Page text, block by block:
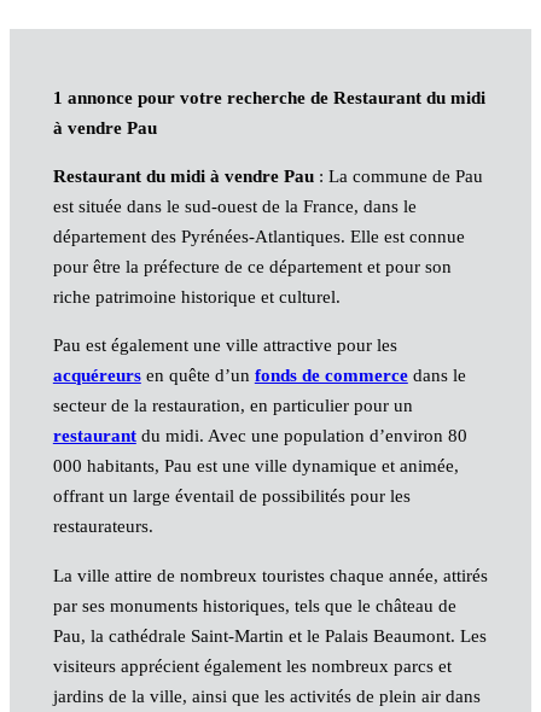
1 annonce pour votre recherche de Restaurant du midi
à vendre Pau
Restaurant du midi à vendre Pau: La commune de Pau
est située dans le sud-ouest de la France, dans le
département des Pyrénées-Atlantiques. Elle est connue
pour être la préfecture de ce département et pour son
riche patrimoine historique et culturel.
Pau est également une ville attractive pour les
acquéreursen quête d’un fonds de commercedans le
secteur de la restauration, en particulier pour un
restaurantdu midi. Avec une population d’environ 80
000 habitants, Pau est une ville dynamique et animée,
offrant un large éventail de possibilités pour les
restaurateurs.
La ville attire de nombreux touristes chaque année, attirés
par ses monuments historiques, tels que le château de
Pau, la cathédrale Saint-Martin et le Palais Beaumont. Les
visiteurs apprécient également les nombreux parcs et
jardins de la ville, ainsi que les activités de plein air dans